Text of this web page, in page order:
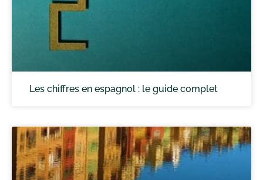
Les chiffres en espagnol : le guide complet